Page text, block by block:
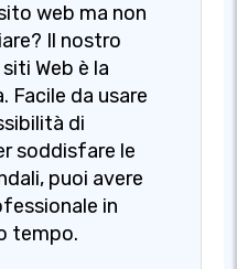
web ma non
Il nostro
Web è la
da usare
di
soddisfare le
puoi avere
in
tempo.